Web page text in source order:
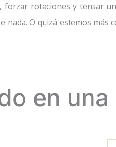
rotaciones y tensar
O quizá estemos
en